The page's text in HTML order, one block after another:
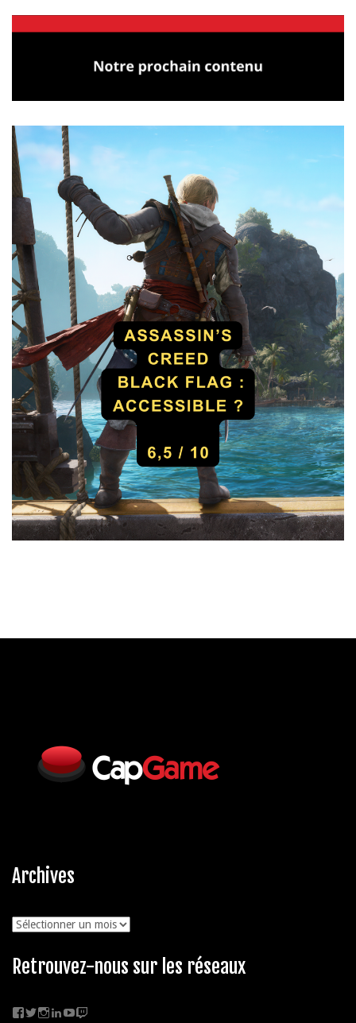
Archives
Archives
Retrouvez-nous sur les réseaux
Facebook
Twitter
Instagram
LinkedIn
YouTube